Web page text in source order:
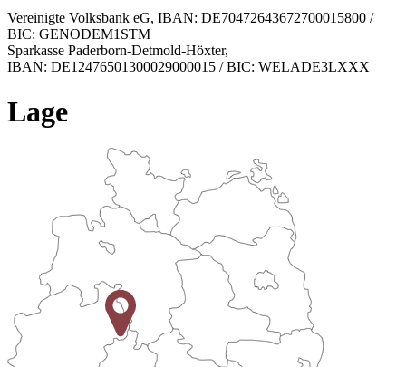
Vereinigte Volksbank eG, IBAN: DE70472643672700015800 /
BIC: GENODEM1STM
Sparkasse Paderborn-Detmold-Höxter,
IBAN: DE12476501300029000015 / BIC: WELADE3LXXX
Lage